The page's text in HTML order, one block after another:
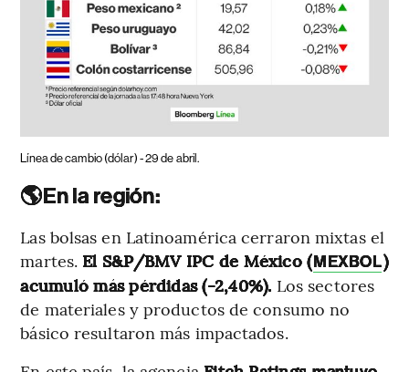
Línea de cambio (dólar) - 29 de abril.
🌎En la región:
Las bolsas en Latinoamérica cerraron mixtas el
martes. El S&P/BMV IPC de México (MEXBOL)
acumuló más pérdidas (-2,40%). Los sectores
de materiales y productos de consumo no
básico resultaron más impactados.